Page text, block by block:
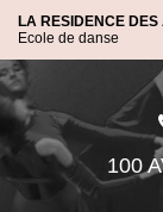
Aller
contenu
principal
LA RESIDENCE DES
Ecole de danse
100